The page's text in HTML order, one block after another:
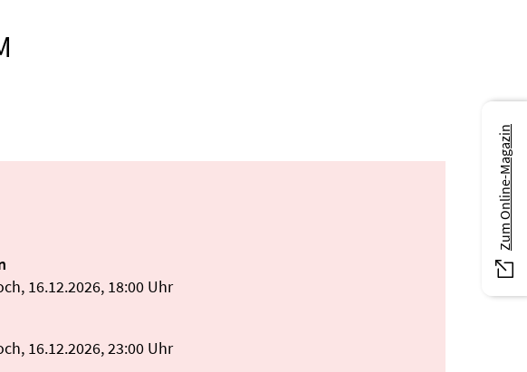
16.12.2026, 18:00 Uhr
16.12.2026, 23:00 Uhr
Zum Online-Magazin